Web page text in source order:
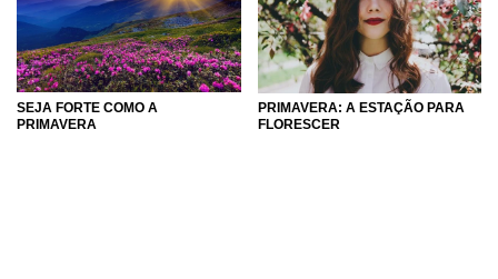
SEJA FORTE COMO A
PRIMAVERA
PRIMAVERA: A ESTAÇÃO PARA
FLORESCER